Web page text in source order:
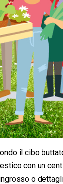
il cibo
con un
o